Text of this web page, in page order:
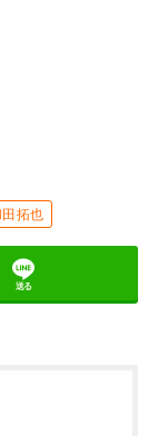
田拓也
送る